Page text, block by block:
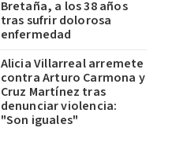
Bretaña, a los 38 años
tras sufrir dolorosa
enfermedad
Alicia Villarreal arremete
contra Arturo Carmona y
Cruz Martínez tras
denunciar violencia:
"Son iguales"